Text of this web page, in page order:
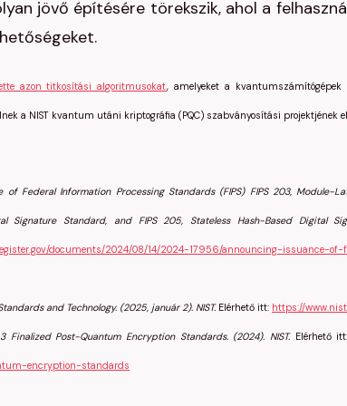
jövő építésére törekszik, ahol a
azon titkosítási algoritmusokat, amelyeket a
a NIST kvantum utáni kriptográfia (PQC) szabványosítási projektjének
of Federal Information Processing Standards (FIPS) FIPS 203, Module-
Signature Standard, and FIPS 205, Stateless Hash-Based Digital
documents/2024/08/14/2024-17956/announcing-
and Technology. (2025, január 2). NIST.Elérhető itt: https://
Finalized Post-Quantum Encryption Standards. (2024). NIST.Elérhető itt:
encryption-standards